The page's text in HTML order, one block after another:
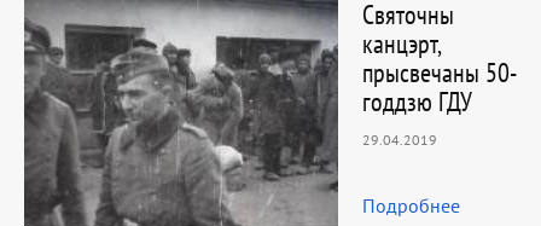
Святочны
канцэрт,
прысвечаны 50-
годдзю ГДУ
29.04.2019
Подробнее